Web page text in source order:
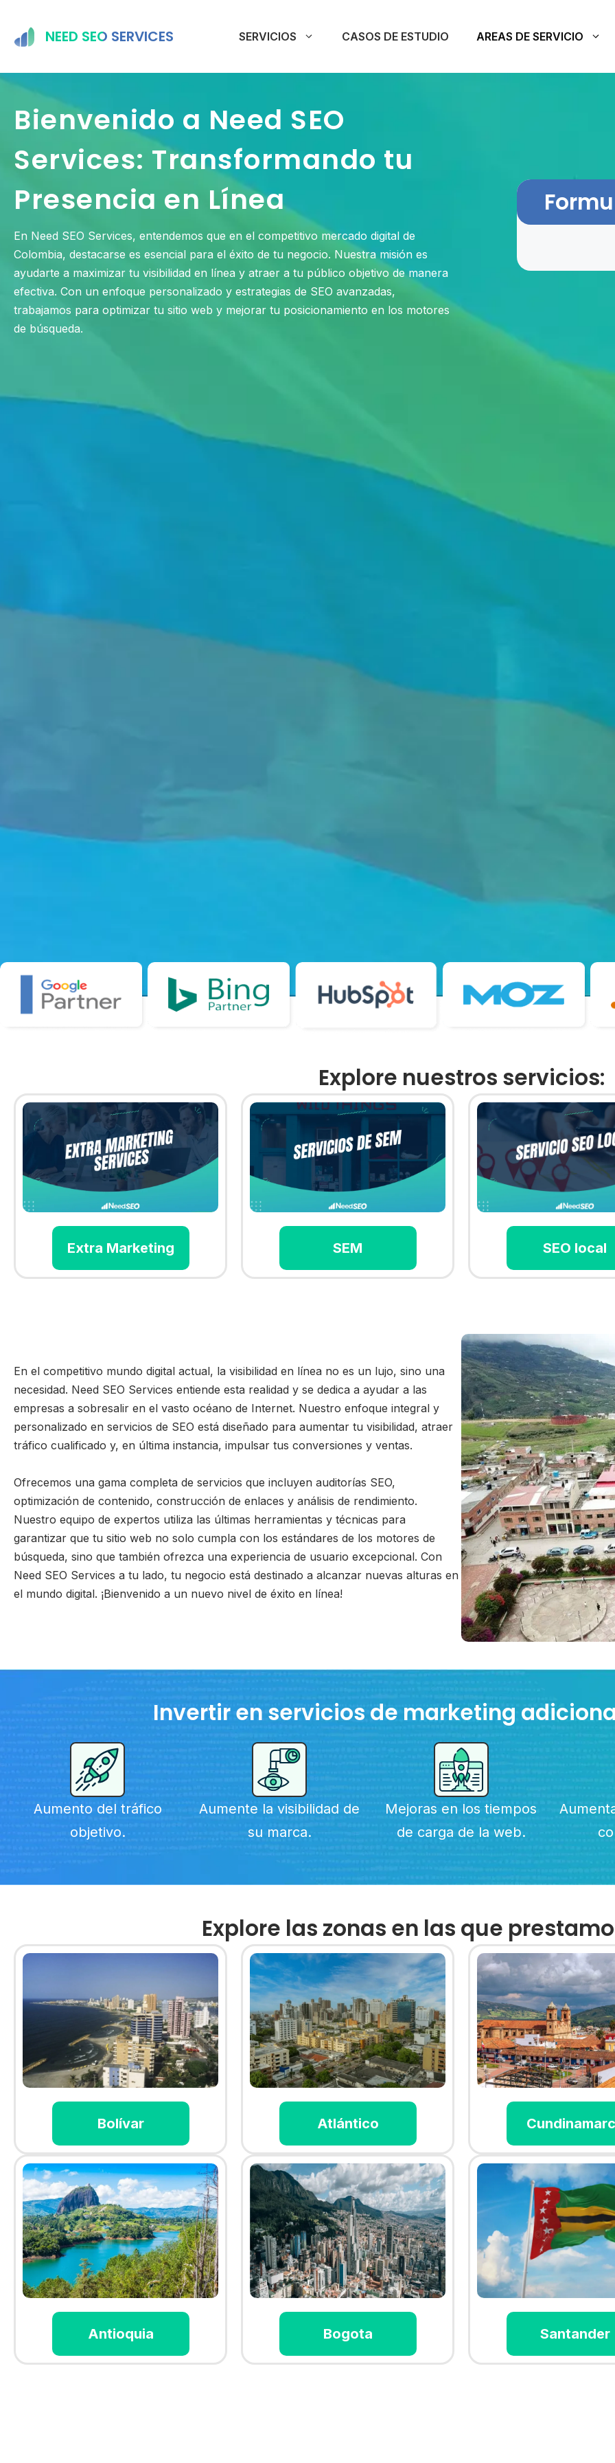
contenidoNEED SEO SERVICES SERVICIOS CASOS DE ESTUDIO AREAS DE SERVICIO
Bienvenido a Need SEO
Services: Transformando tu
Presencia en Línea
En Need SEO Services, entendemos que en el competitivo mercado digital de
Colombia, destacarse es esencial para el éxito de tu negocio. Nuestra misión es
ayudarte a maximizar tu visibilidad en línea y atraer a tu público objetivo de manera
efectiva. Con un enfoque personalizado y estrategias de SEO avanzadas,
trabajamos para optimizar tu sitio web y mejorar tu posicionamiento en los motores
de búsqueda.
Explore nuestros servicios:
Extra Marketing SEM SEO local
En el competitivo mundo digital actual, la visibilidad en línea no es un lujo, sino una
necesidad. Need SEO Services entiende esta realidad y se dedica a ayudar a las
empresas a sobresalir en el vasto océano de Internet. Nuestro enfoque integral y
personalizado en servicios de SEO está diseñado para aumentar tu visibilidad, atraer
tráfico cualificado y, en última instancia, impulsar tus conversiones y ventas.
Ofrecemos una gama completa de servicios que incluyen auditorías SEO,
optimización de contenido, construcción de enlaces y análisis de rendimiento.
Nuestro equipo de expertos utiliza las últimas herramientas y técnicas para
garantizar que tu sitio web no solo cumpla con los estándares de los motores de
búsqueda, sino que también ofrezca una experiencia de usuario excepcional. Con
Need SEO Services a tu lado, tu negocio está destinado a alcanzar nuevas alturas en
el mundo digital. ¡Bienvenido a un nuevo nivel de éxito en línea!
Invertir en servicios de marketing
Aumento del tráfico
objetivo.
Aumente la visibilidad de
su marca.
Mejoras en los tiempos
de carga de la web.
Explore las zonas en las que
Bolívar Atlántico
Antioquia Bogota Santander